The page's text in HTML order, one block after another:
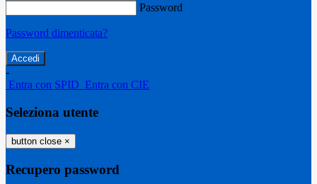
Password
Password dimenticata?
-
Entra con SPID Entra con CIE
Seleziona utente
button close ×
Recupero password